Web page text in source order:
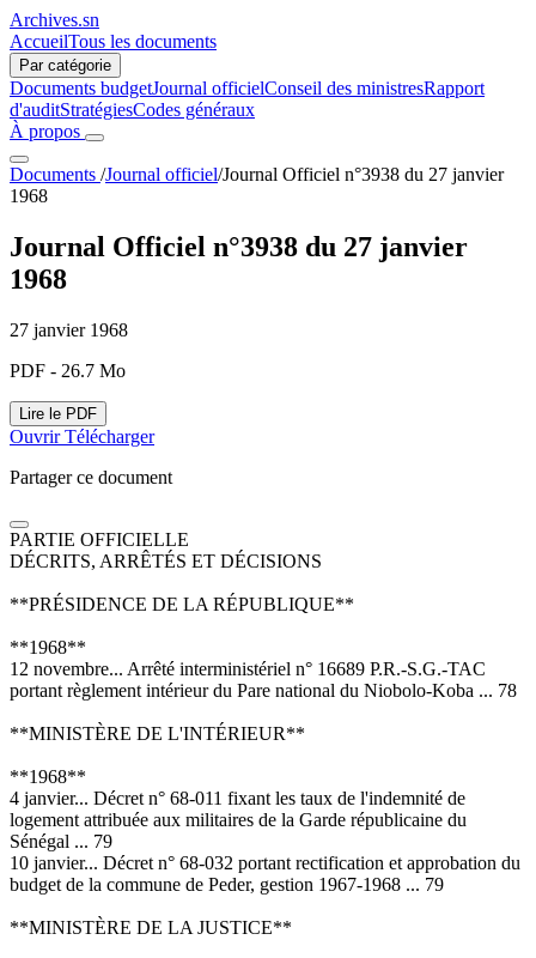
Archives.sn
AccueilTous les documents
Par catégorie
Documents budgetJournal officielConseil des ministresRapport
d'auditStratégiesCodes généraux
À propos
Documents /Journal officiel/Journal Officiel n°3938 du 27 janvier
1968
Journal Officiel n°3938 du 27 janvier
1968
27 janvier 1968
PDF - 26.7 Mo
Lire le PDF
OuvrirTélécharger
Partager ce document
PARTIE OFFICIELLE
DÉCRITS, ARRÊTÉS ET DÉCISIONS
**PRÉSIDENCE DE LA RÉPUBLIQUE**
**1968**
12 novembre... Arrêté interministériel n° 16689 P.R.-S.G.-TAC
portant règlement intérieur du Pare national du Niobolo-Koba ... 78
**MINISTÈRE DE L'INTÉRIEUR**
**1968**
4 janvier... Décret n° 68-011 fixant les taux de l'indemnité de
logement attribuée aux militaires de la Garde républicaine du
Sénégal ... 79
10 janvier... Décret n° 68-032 portant rectification et approbation du
budget de la commune de Peder, gestion 1967-1968 ... 79
**MINISTÈRE DE LA JUSTICE**